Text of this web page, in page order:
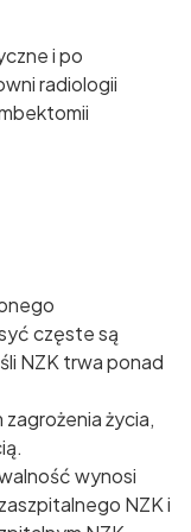
i po
radiologii
częste są
NZK trwa ponad
życia,
wynosi
NZK i